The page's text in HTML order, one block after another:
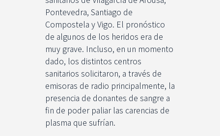
Pontevedra, Santiago de
Compostela y Vigo. El pronóstico
de algunos de los heridos era de
muy grave. Incluso, en un momento
dado, los distintos centros
sanitarios solicitaron, a través de
emisoras de radio principalmente, la
presencia de donantes de sangre a
fin de poder paliar las carencias de
plasma que sufrían.